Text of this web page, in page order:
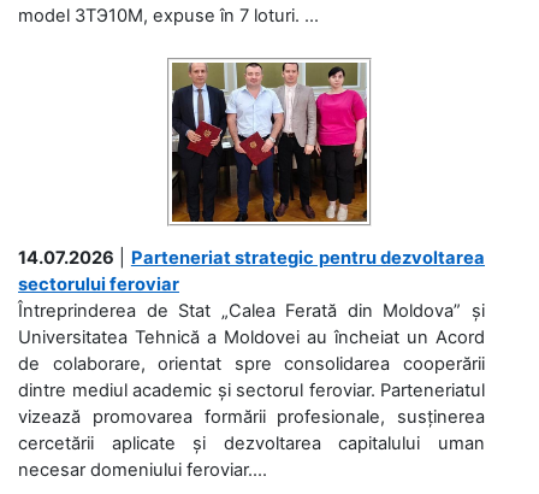
model 3ТЭ10М, expuse în 7 loturi. ...
14.07.2026
Parteneriat strategic pentru dezvoltarea
sectorului feroviar
Întreprinderea de Stat „Calea Ferată din Moldova” și
Universitatea Tehnică a Moldovei au încheiat un Acord
de colaborare, orientat spre consolidarea cooperării
dintre mediul academic și sectorul feroviar. Parteneriatul
vizează promovarea formării profesionale, susținerea
cercetării aplicate și dezvoltarea capitalului uman
necesar domeniului feroviar....